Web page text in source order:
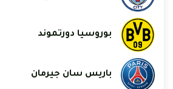
بوروسيا دورتموند
باريس سان جيرمان